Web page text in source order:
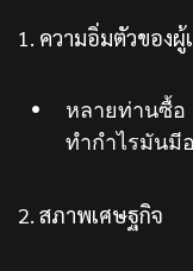
1. ความอิ่มตัวของผู้
หลายท่านซื้อ
ทำกำไรมันมี
2. สภาพเศษฐกิจ